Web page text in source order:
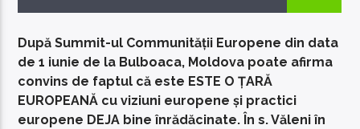
După Summit-ul Communității Europene din data
de 1 iunie de la Bulboaca, Moldova poate afirma
convins de faptul că este ESTE O ȚARĂ
EUROPEANĂ cu viziuni europene și practici
europene DEJA bine înrădăcinate. În s. Văleni în